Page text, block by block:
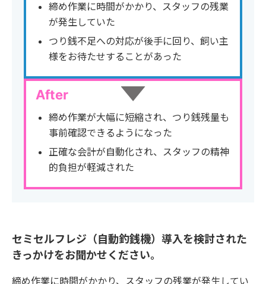
締め作業に時間がかかり、スタッフの残業
が発生していた
つり銭不足への対応が後手に回り、飼い主
様をお待たせすることがあった
After
締め作業が大幅に短縮され、つり銭残量も
事前確認できるようになった
正確な会計が自動化され、スタッフの精神
的負担が軽減された
セミセルフレジ（自動釣銭機）導入を検討された
きっかけをお聞かせください。
締め作業に時間がかかり、スタッフの残業が発生してい